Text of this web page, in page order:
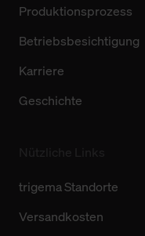
Produktionsprozess
Betriebsbesichtigung
Karriere
Geschichte
trigema Standorte
Versandkosten